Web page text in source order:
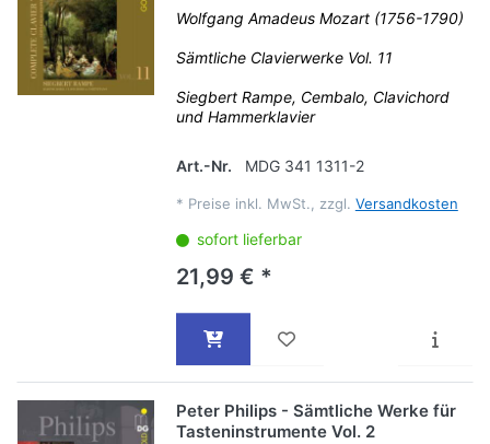
Wolfgang Amadeus Mozart (1756-1790)
Sämtliche Clavierwerke Vol. 11
Siegbert Rampe, Cembalo, Clavichord
und Hammerklavier
Art.-Nr. MDG 341 1311-2
* Preise inkl. MwSt., zzgl. Versandkosten
sofort lieferbar
21,99 € *
Peter Philips - Sämtliche Werke für
Tasteninstrumente Vol. 2